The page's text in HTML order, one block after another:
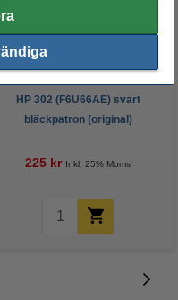
HP 302 (F6U66AE) svart
bläckpatron (original)
225 kr Inkl. 25% Moms